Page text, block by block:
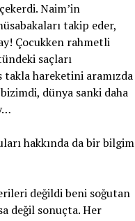
Naim’in
takip eder,
Çocukken rahmetli
saçları
hareketini aramızda
dünya sanki daha
hakkında da bir bilgim
değildi beni soğutan
değil sonuçta. Her